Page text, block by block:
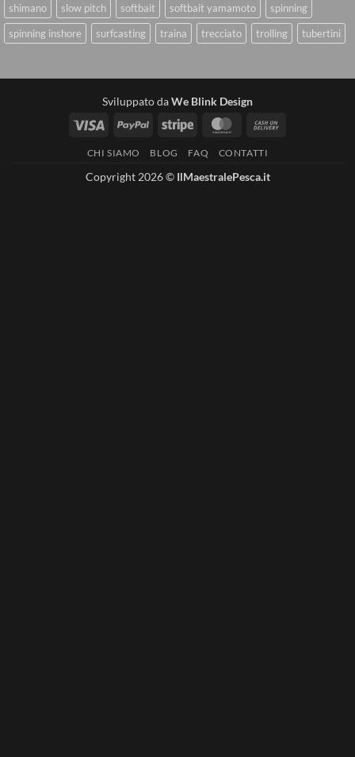
shimano
slow pitch softbait softbait yamamoto
spinning
spinning inshore
surfcasting traina trecciato trolling tubertini
Sviluppato daWe Blink Design
Visa
PayPal Stripe MasterCard
CHI SIAMO BLOG FAQ CONTATTI
Copyright 2026 © IlMaestralePesca.it